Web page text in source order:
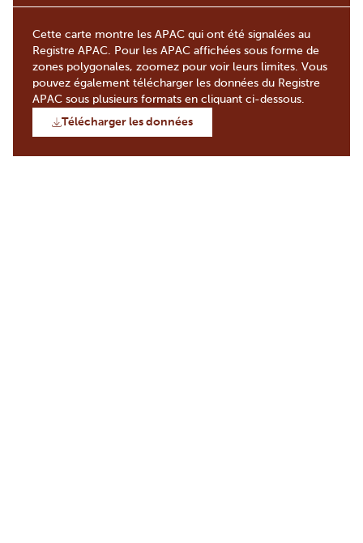
Cette carte montre les APAC qui ont été signalées au
Registre APAC. Pour les APAC affichées sous forme de
zones polygonales, zoomez pour voir leurs limites. Vous
pouvez également télécharger les données du Registre
APAC sous plusieurs formats en cliquant ci-dessous.
Télécharger les données